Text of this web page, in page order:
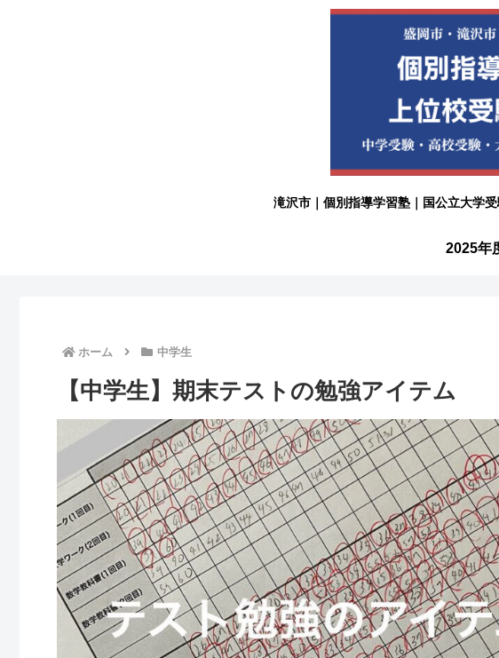
滝沢市｜個別指導学習塾｜国公立大学
2025年
ホーム 中学生
【中学生】期末テストの勉強アイテム